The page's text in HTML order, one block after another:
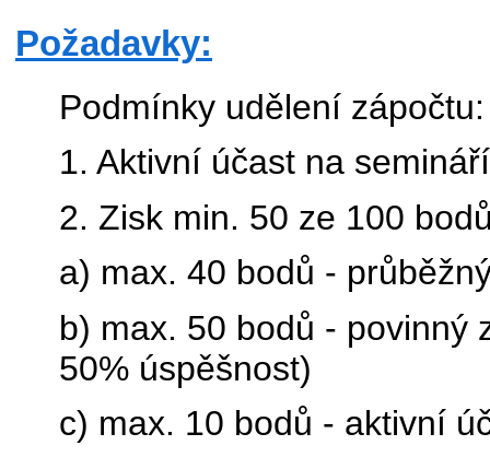
Požadavky:
Podmínky udělení zápočtu:
1. Aktivní účast na
2. Zisk min. 50 ze 100
a) max. 40 bodů -
b) max. 50 bodů - povinný
50% úspěšnost)
c) max. 10 bodů - aktivní